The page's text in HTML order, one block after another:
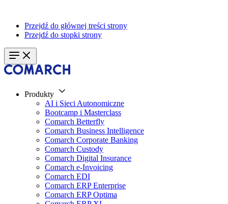
Przejdź do głównej treści strony
Przejdź do stopki strony
Produkty
AI i Sieci Autonomiczne
Bootcamp i Masterclass
Comarch Betterfly
Comarch Business Intelligence
Comarch Corporate Banking
Comarch Custody
Comarch Digital Insurance
Comarch e-Invoicing
Comarch EDI
Comarch ERP Enterprise
Comarch ERP Optima